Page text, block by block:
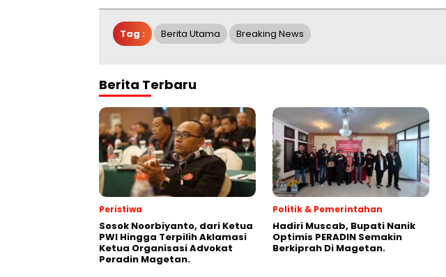
Tag : Berita Utama Breaking News
Berita Terbaru
Peristiwa
Sosok Noorbiyanto, dari Ketua
PWI Hingga Terpilih Aklamasi
Ketua Organisasi Advokat
Peradin Magetan.
Politik & Pemerintahan
Hadiri Muscab, Bupati Nanik
Optimis PERADIN Semakin
Berkiprah Di Magetan.